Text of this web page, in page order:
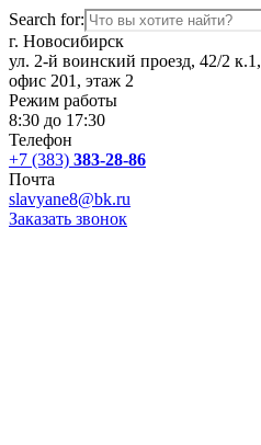
Search for:
г. Новосибирск
ул. 2-й воинский проезд, 42/2 к.1,
офис 201, этаж 2
Режим работы
8:30 до 17:30
Телефон
+7 (383) 383-28-86
Почта
slavyane8@bk.ru
Заказать звонок